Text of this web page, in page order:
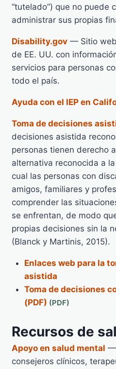
“tutelado”) que no puede
administrar sus propias
Disability.gov — Sitio
de EE. UU. con
servicios para personas
todo el país.
Ayuda con el IEP en
Toma de decisiones
decisiones asistida
personas tienen derecho
alternativa reconocida a
cual las personas con
amigos, familiares y
comprender las
se enfrentan, de modo
propias decisiones sin la
(Blanck y Martinis, 2015).
Enlaces web para la
asistida
Toma de decisiones
(PDF)
Recursos de
Apoyo en salud mental —
consejeros clínicos,